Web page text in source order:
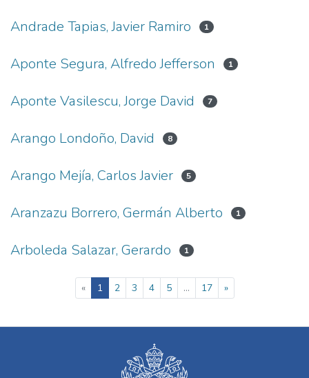
Andrade Tapias, Javier Ramiro 1
Aponte Segura, Alfredo Jefferson 1
Aponte Vasilescu, Jorge David 7
Arango Londoño, David 8
Arango Mejía, Carlos Javier 5
Aranzazu Borrero, Germán Alberto 1
Arboleda Salazar, Gerardo 1
« 1(current)
2 3 4 5 ... 17 »